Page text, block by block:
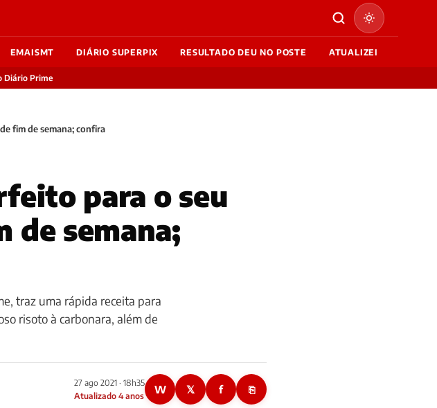
EMAISMT DIÁRIO SUPERPIX RESULTADO DEU NO POSTE ATUALIZEI
Diário Prime
fim de semana; confira
para o seu
de semana;
traz uma rápida receita para
risoto à carbonara, além de
27 ago 2021 · 18h35
Atualizado 4 anos
W 𝕏 f ⎘